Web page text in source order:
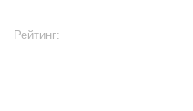
Рейтинг: